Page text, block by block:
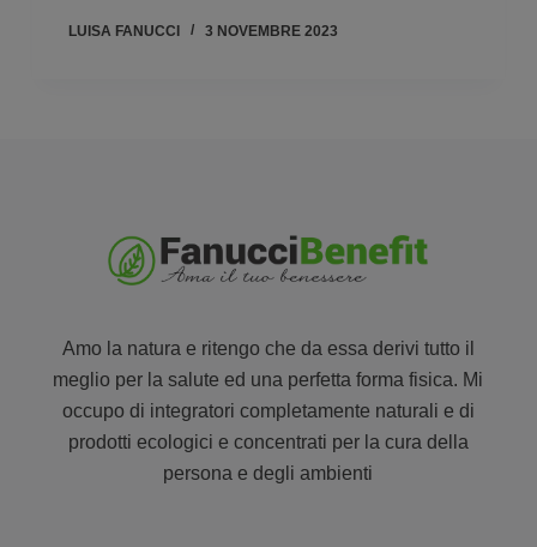
LUISA FANUCCI 3 NOVEMBRE 2023
Amo la natura e ritengo che da essa derivi tutto il
meglio per la salute ed una perfetta forma fisica. Mi
occupo di integratori completamente naturali e di
prodotti ecologici e concentrati per la cura della
persona e degli ambienti